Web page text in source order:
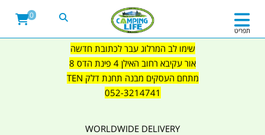
שימו לב המרלוג עבר לכתובת חדשה
אור עקיבא רחוב האילן 4 פינת הדס 8
מתחם העסקים מבנה תחנת דלק TEN
052-3214741
WORLDWIDE DELIVERY
תפריט
0